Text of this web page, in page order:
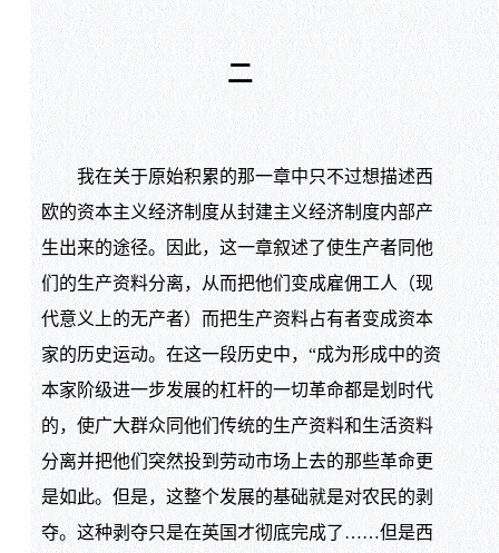
二
我在关于原始积累的那一章中只不过想描述西
欧的资本主义经济制度从封建主义经济制度内部产
生出来的途径。因此，这一章叙述了使生产者同他
们的生产资料分离，从而把他们变成雇佣工人（现
代意义上的无产者）而把生产资料占有者变成资本
家的历史运动。在这一段历史中，“成为形成中的资
本家阶级进一步发展的杠杆的一切革命都是划时代
的，使广大群众同他们传统的生产资料和生活资料
分离并把他们突然投到劳动市场上去的那些革命更
是如此。但是，这整个发展的基础就是对农民的剥
夺。这种剥夺只是在英国才彻底完成了……但是西